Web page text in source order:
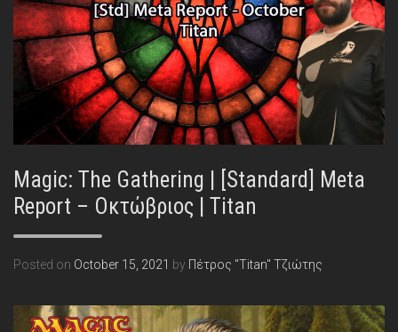
Magic: The Gathering | [Standard] Meta
Report – Οκτώβριος | Titan
Posted on October 15, 2021 by Πέτρος "Titan" Τζιώτης